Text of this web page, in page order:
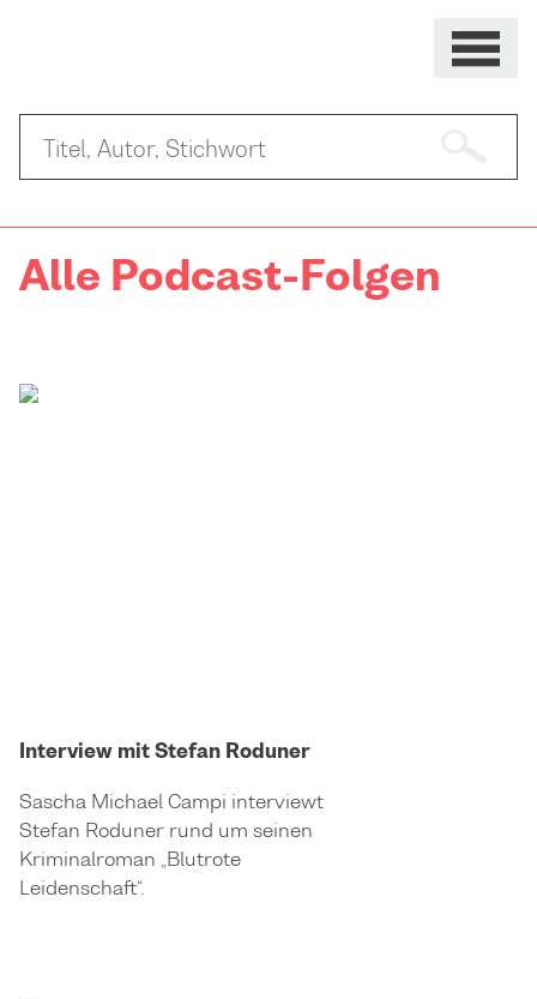
Alle Podcast-Folgen
Interview mit Stefan Roduner
Sascha Michael Campi interviewt
Stefan Roduner rund um seinen
Kriminalroman „Blutrote
Leidenschaft“.